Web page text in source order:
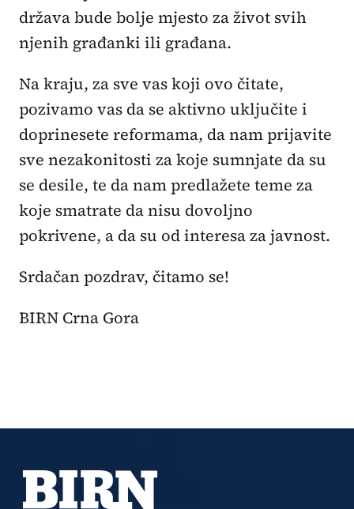
država bude bolje mjesto za život svih
njenih građanki ili građana.
Na kraju, za sve vas koji ovo čitate,
pozivamo vas da se aktivno uključite i
doprinesete reformama, da nam prijavite
sve nezakonitosti za koje sumnjate da su
se desile, te da nam predlažete teme za
koje smatrate da nisu dovoljno
pokrivene, a da su od interesa za javnost.
Srdačan pozdrav, čitamo se!
BIRN Crna Gora